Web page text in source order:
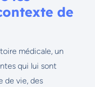
de
médicale, un
qui lui sont
de vie, des